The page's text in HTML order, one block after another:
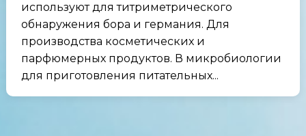
используют для титриметрического
обнаружения бора и германия. Для
производства косметических и
парфюмерных продуктов. В микробиологии
для приготовления питательных...